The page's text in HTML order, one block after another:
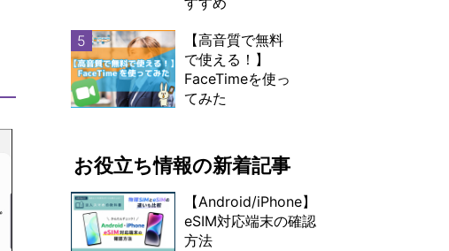
5
【高音質で無料
で使える！】
FaceTimeを使っ
てみた
お役立ち情報の新着記事
【Android/iPhone】
eSIM対応端末の確認
方法